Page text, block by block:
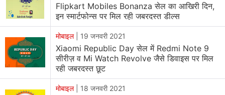
Note 9
की बात करें, तो इसके 4 जीबी रैम + 64 जीबी स्टोरेज
वेरिएंट की कीमत कौटती के बाद 10,999 रुपये और 4 जीबी रैम +
128 जीबी स्टोरेज की कीमत 12,999 रुपये हो गई है। इसका एक
प्रीमियम वेरिएंट भी है, जिसमें 6 जीबी रैम और 128 जीबी स्टोरेज मॉडल
मिलता है, यह अब आपको 14,999 रुपये की जगह 13,999 रुपये में
खरीद के लिए उपलब्ध होगा।
Flipkart Mobiles Bonanza सेल का आखिरी दिन,
इन स्मार्टफोन्स पर मिल रही जबरदस्त डील्स
मोबाइल| 19 जनवरी 2021
Xiaomi Republic Day सेल में Redmi Note 9
सीरीज़ व Mi Watch Revolve जैसे डिवाइस पर मिल
रही जबरदस्त छूट
मोबाइल| 18 जनवरी 2021